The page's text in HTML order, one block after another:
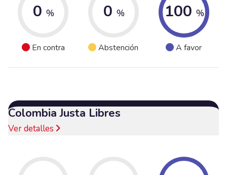
0 %
En contra
0 %
Abstención
100 %
A favor
Colombia Justa Libres
Ver detalles